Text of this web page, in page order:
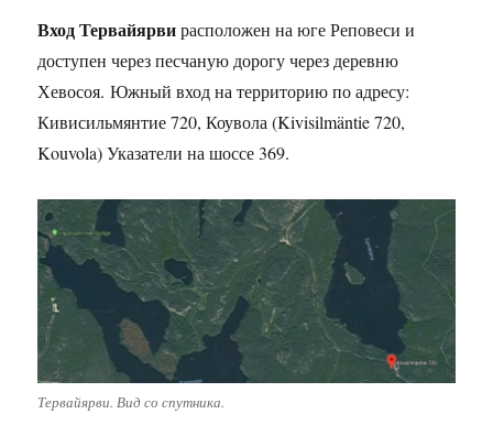
Вход Тервайярвирасположен на юге Реповеси и
доступен через песчаную дорогу через деревню
Хевосоя. Южный вход на территорию по адресу:
Кивисильмянтие 720, Коувола (Kivisilmäntie 720,
Kouvola) Указатели на шоссе 369.
Тервайярви. Вид со спутника.